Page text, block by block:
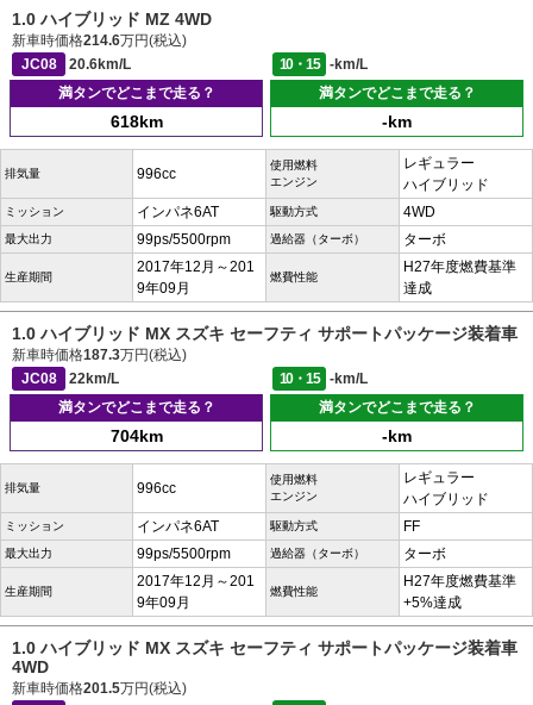
1.0 ハイブリッド MZ 4WD
新車時価格214.6万円(税込)
JC08
20.6km/L 10・15
-km/L
満タンでどこまで走る？
618km
満タンでどこまで走る？
-km
排気量 996cc
使用燃料
エンジン
レギュラー
ハイブリッド
ミッション インパネ6AT 駆動方式 4WD
最大出力 99ps/5500rpm 過給器（ターボ） ターボ
生産期間
2017年12月～201
9年09月
燃費性能
H27年度燃費基準
達成
1.0 ハイブリッド MX スズキ セーフティ サポートパッケージ装着車
新車時価格187.3万円(税込)
JC08
22km/L 10・15
-km/L
満タンでどこまで走る？
704km
満タンでどこまで走る？
-km
排気量 996cc
使用燃料
エンジン
レギュラー
ハイブリッド
ミッション インパネ6AT 駆動方式 FF
最大出力 99ps/5500rpm 過給器（ターボ） ターボ
生産期間
2017年12月～201
9年09月
燃費性能
H27年度燃費基準
+5%達成
1.0 ハイブリッド MX スズキ セーフティ サポートパッケージ装着車
4WD
新車時価格201.5万円(税込)